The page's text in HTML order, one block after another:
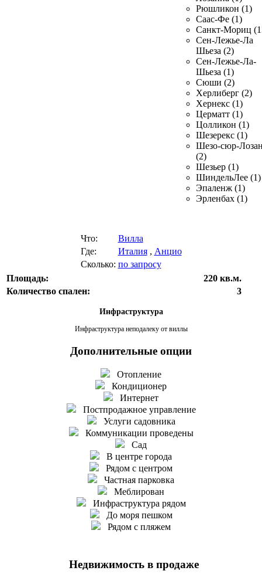
Рюшликон (1)
Саас-Фе (1)
Санкт-Мориц
Сен-Лежье-Ла
Шьеза (2)
Сен-Лежье-Ла-
Шьеза (1)
Сюши (2)
Херлиберг (2)
Хернекс (1)
Церматт (1)
Цолликон (1)
Шезерекс (1)
Шезо-сюр-
(2)
Шезьер (1)
ШиндельЛее (1)
Эпаленж (1)
Эрленбах (1)
Что:
Вилла
Где:
Италия, Анцио
Сколько: по запросу
Площадь:
220 кв.м.
Количество спален:
3
Инфраструктура
Инфраструктура неподалеку от виллы
Дополнительные опции
Отопление
Кондиционер
Интернет
Постпродажное управление
Услуги садовника
Коммуникации проведены
Сад
В центре города
Рядом с центром
Частная парковка
Меблирован
Инфраструктура рядом
До моря пешком
Рядом с пляжем
Недвижимость в продаже